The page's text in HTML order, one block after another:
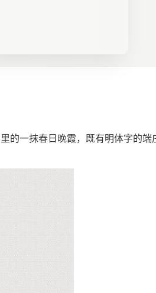
一抹春日晚霞，既有明体字的端